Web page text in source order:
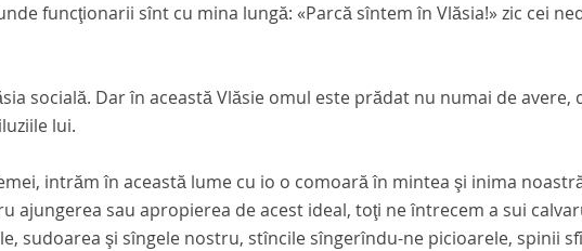
funcţionarii sînt cu mina lungă: «Parcă sîntem în Vlăsia!» zic cei
socială. Dar în această Vlăsie omul este prădat nu numai de avere,
lui.
intrăm în această lume cu io o comoară în mintea şi inima
ajungerea sau apropierea de acest ideal, toţi ne întrecem a sui
sudoarea şi sîngele nostru, stîncile sîngerîndu-ne picioarele, spinii